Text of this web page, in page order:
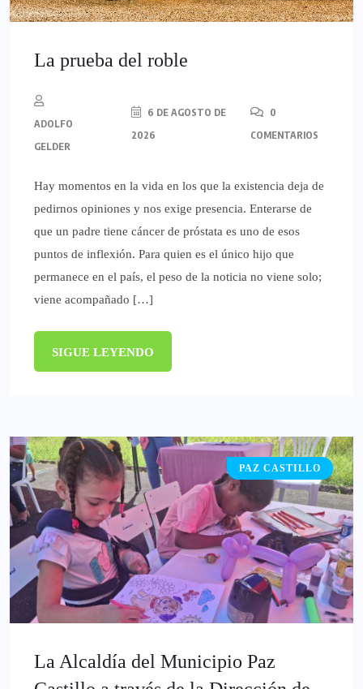
La prueba del roble
ADOLFO
GELDER
6 DE AGOSTO DE
2026
0
COMENTARIOS
Hay momentos en la vida en los que la existencia deja de
pedirnos opiniones y nos exige presencia. Enterarse de
que un padre tiene cáncer de próstata es uno de esos
puntos de inflexión. Para quien es el único hijo que
permanece en el país, el peso de la noticia no viene solo;
viene acompañado […]
SIGUE LEYENDO
PAZ CASTILLO
La Alcaldía del Municipio Paz